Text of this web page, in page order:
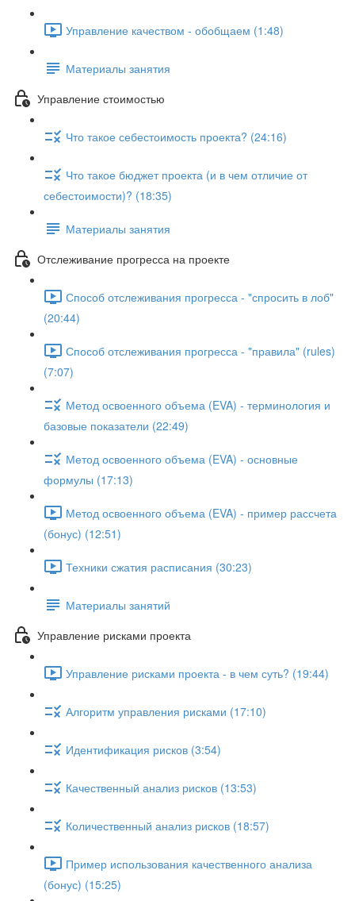
Управление качеством - обобщаем (1:48)
Материалы занятия
Управление стоимостью
Что такое себестоимость проекта? (24:16)
Что такое бюджет проекта (и в чем отличие от
себестоимости)? (18:35)
Материалы занятия
Отслеживание прогресса на проекте
Способ отслеживания прогресса - "спросить в лоб"
(20:44)
Способ отслеживания прогресса - "правила" (rules)
(7:07)
Метод освоенного объема (EVA) - терминология и
базовые показатели (22:49)
Метод освоенного объема (EVA) - основные
формулы (17:13)
Метод освоенного объема (EVA) - пример рассчета
(бонус) (12:51)
Техники сжатия расписания (30:23)
Материалы занятий
Управление рисками проекта
Управление рисками проекта - в чем суть? (19:44)
Алгоритм управления рисками (17:10)
Идентификация рисков (3:54)
Качественный анализ рисков (13:53)
Количественный анализ рисков (18:57)
Пример использования качественного анализа
(бонус) (15:25)